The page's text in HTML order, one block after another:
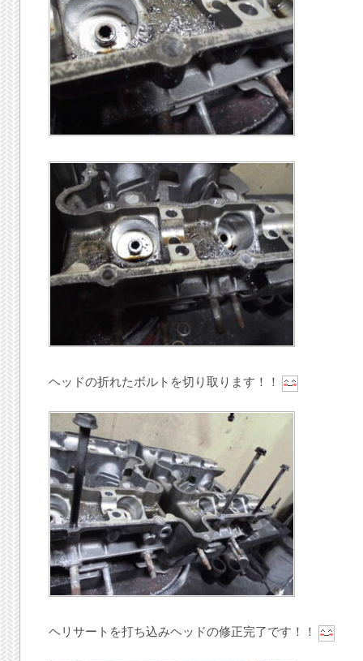
ヘッドの折れたボルトを切り取ります！！
ヘリサートを打ち込みヘッドの修正完了です！！